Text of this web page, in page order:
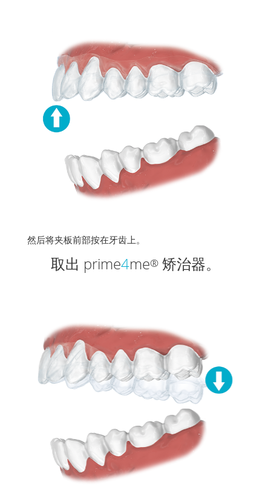
然后将夹板前部按在牙齿上。
取出 prime4me® 矫治器。